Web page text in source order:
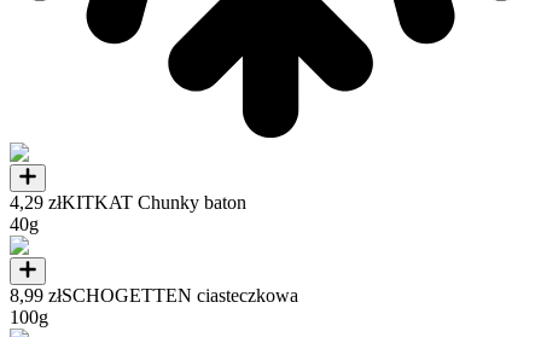
4,29 złKITKAT Chunky baton
40g
8,99 złSCHOGETTEN ciasteczkowa
100g